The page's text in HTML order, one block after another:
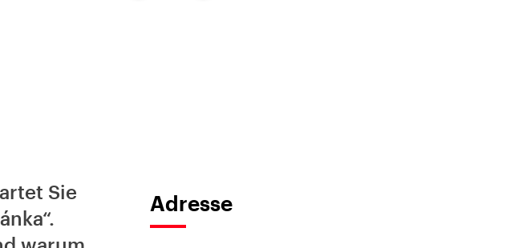
Sie
Adresse